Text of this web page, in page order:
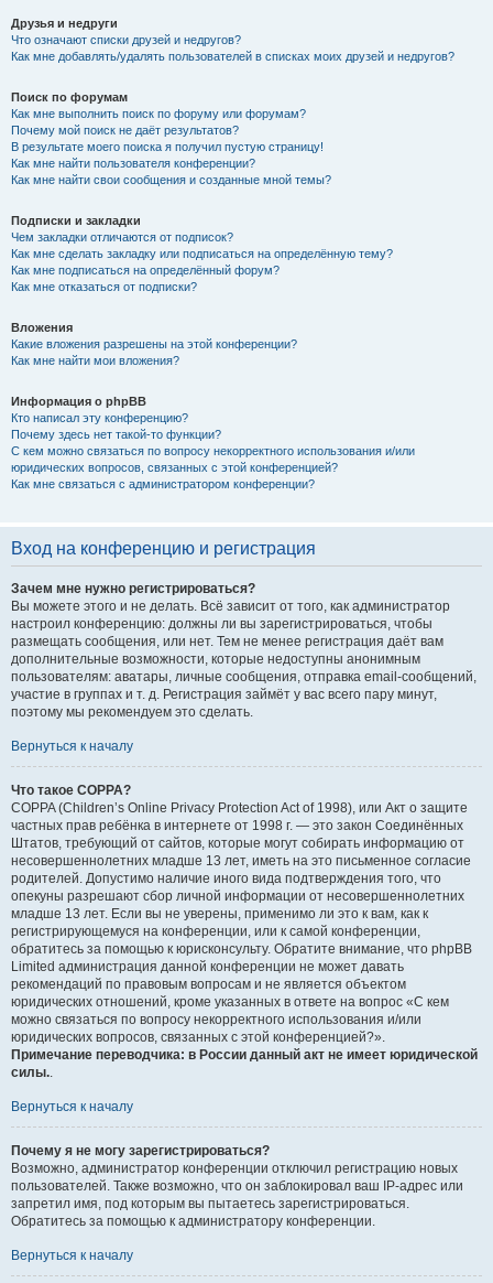
Друзья и недруги
Что означают списки друзей и недругов?
Как мне добавлять/удалять пользователей в списках моих друзей и недругов?
Поиск по форумам
Как мне выполнить поиск по форуму или форумам?
Почему мой поиск не даёт результатов?
В результате моего поиска я получил пустую страницу!
Как мне найти пользователя конференции?
Как мне найти свои сообщения и созданные мной темы?
Подписки и закладки
Чем закладки отличаются от подписок?
Как мне сделать закладку или подписаться на определённую тему?
Как мне подписаться на определённый форум?
Как мне отказаться от подписки?
Вложения
Какие вложения разрешены на этой конференции?
Как мне найти мои вложения?
Информация о phpBB
Кто написал эту конференцию?
Почему здесь нет такой-то функции?
С кем можно связаться по вопросу некорректного использования и/или
юридических вопросов, связанных с этой конференцией?
Как мне связаться с администратором конференции?
Вход на конференцию и регистрация
Зачем мне нужно регистрироваться?
Вы можете этого и не делать. Всё зависит от того, как администратор
настроил конференцию: должны ли вы зарегистрироваться, чтобы
размещать сообщения, или нет. Тем не менее регистрация даёт вам
дополнительные возможности, которые недоступны анонимным
пользователям: аватары, личные сообщения, отправка email-сообщений,
участие в группах и т. д. Регистрация займёт у вас всего пару минут,
поэтому мы рекомендуем это сделать.
Вернуться к началу
Что такое COPPA?
COPPA (Children’s Online Privacy Protection Act of 1998), или Акт о защите
частных прав ребёнка в интернете от 1998 г. — это закон Соединённых
Штатов, требующий от сайтов, которые могут собирать информацию от
несовершеннолетних младше 13 лет, иметь на это письменное согласие
родителей. Допустимо наличие иного вида подтверждения того, что
опекуны разрешают сбор личной информации от несовершеннолетних
младше 13 лет. Если вы не уверены, применимо ли это к вам, как к
регистрирующемуся на конференции, или к самой конференции,
обратитесь за помощью к юрисконсульту. Обратите внимание, что phpBB
Limited администрация данной конференции не может давать
рекомендаций по правовым вопросам и не является объектом
юридических отношений, кроме указанных в ответе на вопрос «С кем
можно связаться по вопросу некорректного использования и/или
юридических вопросов, связанных с этой конференцией?».
Примечание переводчика: в России данный акт не имеет юридической
силы..
Вернуться к началу
Почему я не могу зарегистрироваться?
Возможно, администратор конференции отключил регистрацию новых
пользователей. Также возможно, что он заблокировал ваш IP-адрес или
запретил имя, под которым вы пытаетесь зарегистрироваться.
Обратитесь за помощью к администратору конференции.
Вернуться к началу